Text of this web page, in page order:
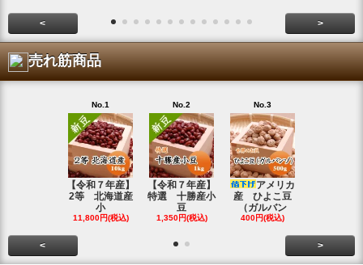
< >
売れ筋商品
No.1
【令和７年産】
2等 北海道産
小
11,800円(税込)
No.2
【令和７年産】
特選 十勝産小
豆
1,350円(税込)
No.3
アメリカ
産 ひよこ豆
（ガルバン
400円(税込)
< >